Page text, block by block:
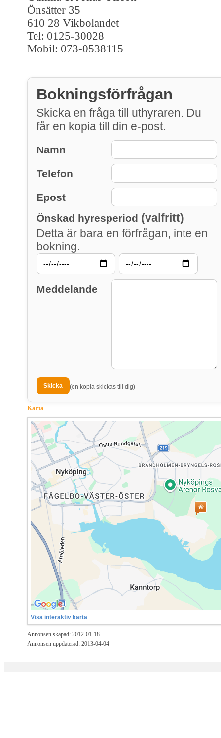
Önsätter 35
610 28 Vikbolandet
Tel: 0125-30028
Mobil: 073-0538115
Bokningsförfrågan
Skicka en fråga till uthyraren. Du
får en kopia till din e-post.
Namn
Telefon
Epost
Önskad hyresperiod (valfritt)
Detta är bara en förfrågan, inte en
bokning.
–
Meddelande
(en kopia skickas till dig)
Karta
Visa interaktiv karta
Annonsen skapad: 2012-01-18
Annonsen uppdaterad: 2013-04-04